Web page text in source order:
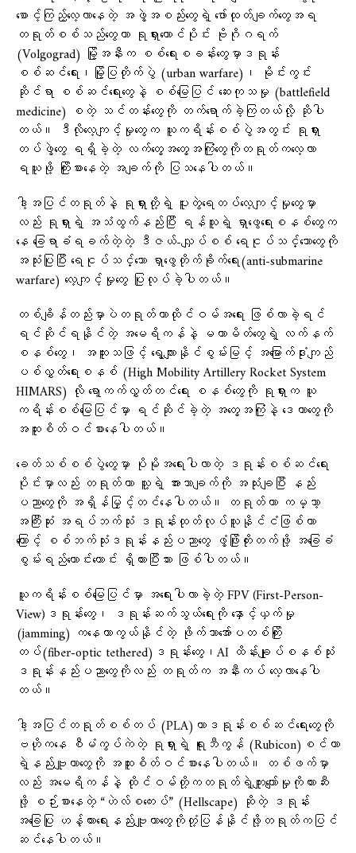
စောင့်ကြည့်လေ့လာနေတဲ့ အဖွဲ့အစည်းတွေရဲ့ ဖော်ထုတ်ချက်တွေအရ
တရုတ်စစ်သည်တွေဟာ ရုရှားတောင်ပိုင်း ဗိုဂိုဂရက်
(Volgograd) မြို့အနီးက စစ်ရေးစခန်းတွေမှာဒရုန်း
စစ်ဆင်ရေး၊မြို့​ပြတိုက်ပွဲ (urban warfare)၊ မိုင်းကွင်း
ဆိုင်ရာ စစ်ဆင်ရေးတွေနဲ့ စစ်မြေပြင် ဆေးကုသမှု (battlefield
medicine) စတဲ့ သင်တန်းတွေကို တက်ရောက်ခဲ့ကြတယ်လို့ ဆိုပါ
တယ်။ ဒီလိုလေ့ကျင့်မှုတွေက ယူကရိန်းစစ်ပွဲအတွင်း ရုရှား
တပ်ဖွဲ့တွေ ရရှိခဲ့တဲ့ လက်တွေ့အတွေ့အကြုံတွေကိုတရုတ်ကလေ့လာ
ရယူဖို့ ကြိုးစားနေတဲ့ အချက်ကို ပြသနေပါတယ်။
ဒါ့အပြင်တရုတ်နဲ့ ရုရှားတို့ရဲ့ ပူးတွဲရေတပ်လေ့ကျင့်မှုတွေမှာ
လည်း ရုရှားရဲ့ အသံထွက်နည်းပြီး ရန်သူရဲ့ ရှာဖွေရေးစနစ်တွေက
နေ ခြေရာခံရခက်တဲ့တဲ့ ဒီဇယ်-လျှပ်စစ် ရေငုပ်သင်္ဘောတွေကို
အသုံးပြုပြီး ရေငုပ်သင်္ဘော ရှာဖွေတိုက်ခိုက်ရေး(anti-submarine
warfare) လေ့ကျင့်မှုတွေ ပြုလုပ်ခဲ့ပါတယ်။
တစ်ချိန်တည်းမှာပဲတရုတ်ဟာထိုင်ဝမ်အရေး ဖြစ်လာခဲ့ရင်
ရင်ဆိုင်ရနိုင်တဲ့ အမေရိကန်နဲ့ မဟာမိတ်တွေရဲ့ လက်နက်
စနစ်တွေ၊ အထူးသဖြင့် ရွေ့လျားနိုင်စွမ်းမြင့် အမြောက်ဒုံးကျည်
ပစ်လွှတ်ရေးစနစ် (High Mobility Artillery Rocket System
HIMARS) လို ရော့ကက်လွှတ်တင်ရေး စနစ်တွေကို ရုရှားက ယူ
ကရိန်းစစ်မြေပြင်မှာ ရင်ဆိုင်ခဲ့တဲ့ အတွေ့အကြုံနဲ့ ဒေတာတွေကို
အထူးစိတ်ဝင်စားနေပါတယ်။
ခေတ်သစ်စစ်ပွဲတွေမှာ ပိုမိုအရေးပါလာတဲ့ ဒရုန်းစစ်ဆင်ရေး
ပိုင်းမှာလည်း တရုတ်ဟာ သူ့ရဲ့ အားသာချက်ကို အသုံးချပြီး နည်း
ပညာတွေကို အရှိန်မြှင့်တင်နေပါတယ်။ တရုတ်ဟာ ကမ္ဘာ့
အကြီးဆုံး အရပ်ဘက်သုံး ဒရုန်းထုတ်လုပ်သူနိုင်ငံဖြစ်တာ
ကြောင့် စစ်ဘက်သုံးဒရုန်းနည်းပညာတွေ ဖွံ့ဖြိုးတိုးတက်ဖို့ အခြေခံ
စွမ်းရည်ကောင်းကောင်း ရှိထားပြီးသား ဖြစ်ပါတယ်။
ယူကရိန်းစစ်မြေပြင်မှာ အရေးပါလာခဲ့တဲ့ FPV (First-Person-
View)ဒရုန်းတွေ၊ ဒရုန်းဆက်သွယ်ရေးကို နှောင့်ယှက်မှု
(jamming) ကနေကာကွယ်နိုင်တဲ့ ဖိုက်ဘာအော်ပတစ်ကြိုး
တပ်(fiber-optic tethered)ဒရုန်းတွေ၊AI ထိန်းချုပ်စနစ်သုံး
ဒရုန်းနည်းပညာတွေကိုလည်း တရုတ်က အနီးကပ် လေ့လာနေပါ
တယ်။
ဒါ့အပြင်တရုတ်စစ်တပ် (PLA)ဟာဒရုန်းစစ်ဆင်ရေးတွေကို
ဗဟိုကနေ စီမံကွပ်ကဲတဲ့ ရုရှားရဲ့ ရူးဘီကွန် (Rubicon)စင်တာ
ရဲ့နည်းဗျူဟာတွေကို အထူးစိတ်ဝင်စားနေပါတယ်။ တစ်ဖက်မှာ
လည်း အမေရိကန်နဲ့ ထိုင်ဝမ်တို့ကတရုတ်ရဲ့ကျူးကျော်မှုကိုတားဆီး
ဖို့ စဉ်းစားနေတဲ့ “ဟဲလ်စကေးပ်” (Hellscape) ဆိုတဲ့ ဒရုန်း
အခြေပြု ဟန့်တားရေးနည်းဗျူဟာတွေကိုတုံ့ပြန်နိုင်ဖို့တရုတ်ကပြင်
ဆင်နေပါတယ်။